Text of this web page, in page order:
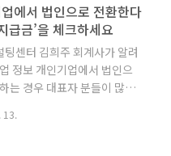
업성 관점에서 회사의 경쟁
하고 실현 가능한 사업계획
있는지, 미래위험에 대한 대
보유하고 있는지를 검토한
대한 의사결..
에서 법인으로 전환한다
급금’을 체크하세요
팅센터 김희주 회계사가 알려
정보 개인기업에서 법인으
는 경우 대표자 분들이 많이
대표자는 가지급금에 대해 아
13.